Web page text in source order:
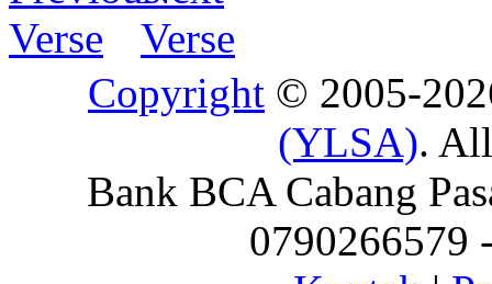
Copyright © 2005-
(YLSA).
Bank BCA Cabang
0790266579